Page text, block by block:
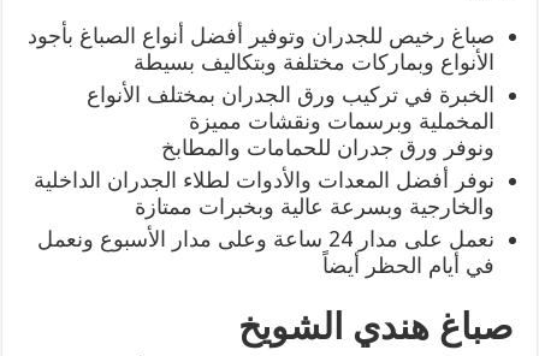
صباغ رخيص للجدران وتوفير أفضل أنواع الصباغ بأجود
الأنواع وبماركات مختلفة وبتكاليف بسيطة
الخبرة في تركيب ورق الجدران بمختلف الأنواع
المخملية وبرسمات ونقشات مميزة
ونوفر ورق جدران للحمامات والمطابخ
نوفر أفضل المعدات والأدوات لطلاء الجدران الداخلية
والخارجية وبسرعة عالية وبخبرات ممتازة
نعمل على مدار 24 ساعة وعلى مدار الأسبوع ونعمل
في أيام الحظر أيضاً
صباغ هندي الشويخ